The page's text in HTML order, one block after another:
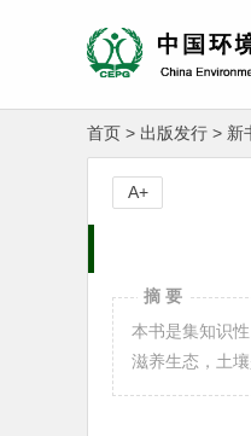
首页 > 出版发行 > 新
A+
摘 要
本书是集知识
滋养生态，土壤